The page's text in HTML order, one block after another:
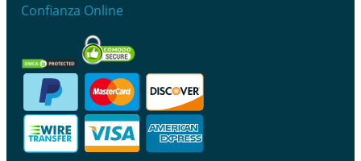
Confianza Online